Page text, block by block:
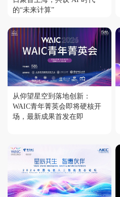
的“未来计算”
从仰望星空到落地创新：
WAIC青年菁英会即将硬核开
场，最新成果首发在即